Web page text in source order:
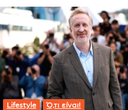
Lifestyle Ό,τι είναι!